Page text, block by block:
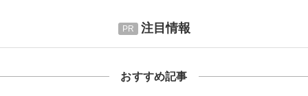
注目情報
おすすめ記事